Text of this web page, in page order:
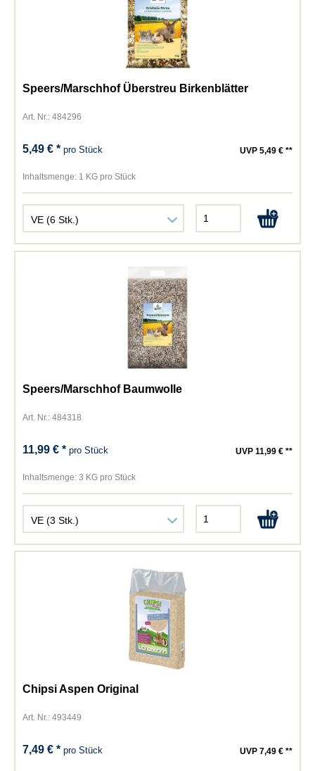
Speers/Marschhof Überstreu Birkenblätter
Art. Nr.: 484296
5,49 € *pro Stück UVP 5,49 € **
Inhaltsmenge: 1 KG pro Stück
Speers/Marschhof Baumwolle
Art. Nr.: 484318
11,99 € *pro Stück UVP 11,99 € **
Inhaltsmenge: 3 KG pro Stück
Chipsi Aspen Original
Art. Nr.: 493449
7,49 € *pro Stück UVP 7,49 € **